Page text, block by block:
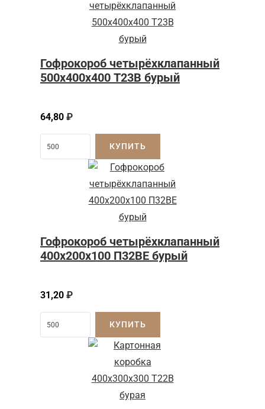
Гофрокороб четырёхклапанный
500х400х400 Т23В бурый
64,80 ₽
КУПИТЬ
Гофрокороб четырёхклапанный
400x200x100 П32BE бурый
31,20 ₽
КУПИТЬ